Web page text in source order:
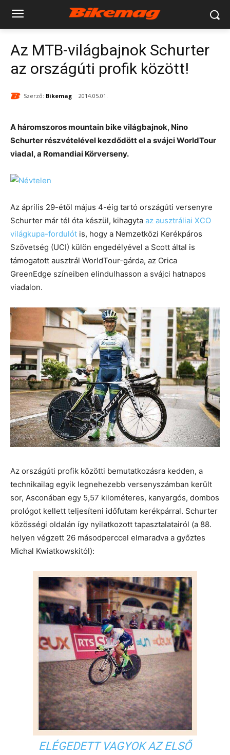
Az MTB-világbajnok Schurter
az országúti profik között!
Szerző: Bikemag 2014.05.01.
A háromszoros mountain bike világbajnok, Nino
Schurter részvételével kezdődött el a svájci WorldTour
viadal, a Romandiai Körverseny.
Az április 29-étől május 4-éig tartó országúti versenyre
Schurter már tél óta készül, kihagyta az ausztráliai XCO
világkupa-fordulót is, hogy a Nemzetközi Kerékpáros
Szövetség (UCI) külön engedélyével a Scott által is
támogatott ausztrál WorldTour-gárda, az Orica
GreenEdge színeiben elindulhasson a svájci hatnapos
viadalon.
Az országúti profik közötti bemutatkozásra kedden, a
technikailag egyik legnehezebb versenyszámban került
sor, Asconában egy 5,57 kilométeres, kanyargós, dombos
prológot kellett teljesíteni időfutam kerékpárral. Schurter
közösségi oldalán így nyilatkozott tapasztalatairól (a 88.
helyen végzett 26 másodperccel elmaradva a győztes
Michal Kwiatkowskitól):
ELÉGEDETT VAGYOK AZ ELSŐ